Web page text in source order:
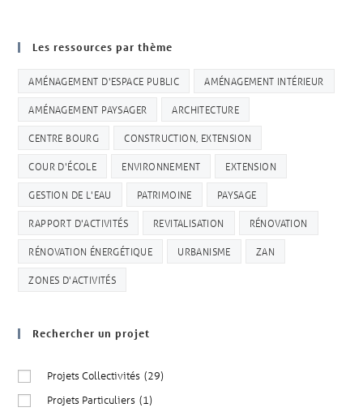
Les ressources par thème
AMÉNAGEMENT D'ESPACE PUBLIC AMÉNAGEMENT INTÉRIEUR
AMÉNAGEMENT PAYSAGER ARCHITECTURE
CENTRE BOURG CONSTRUCTION, EXTENSION
COUR D'ÉCOLE ENVIRONNEMENT EXTENSION
GESTION DE L'EAU PATRIMOINE PAYSAGE
RAPPORT D'ACTIVITÉS REVITALISATION RÉNOVATION
RÉNOVATION ÉNERGÉTIQUE URBANISME ZAN
ZONES D'ACTIVITÉS
Rechercher un projet
Projets Collectivités (29)
Projets Particuliers (1)